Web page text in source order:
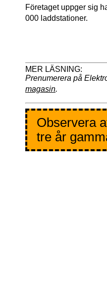
Företaget uppger sig
000 laddstationer.
Prenumerera på
magasin.
Observera
tre år